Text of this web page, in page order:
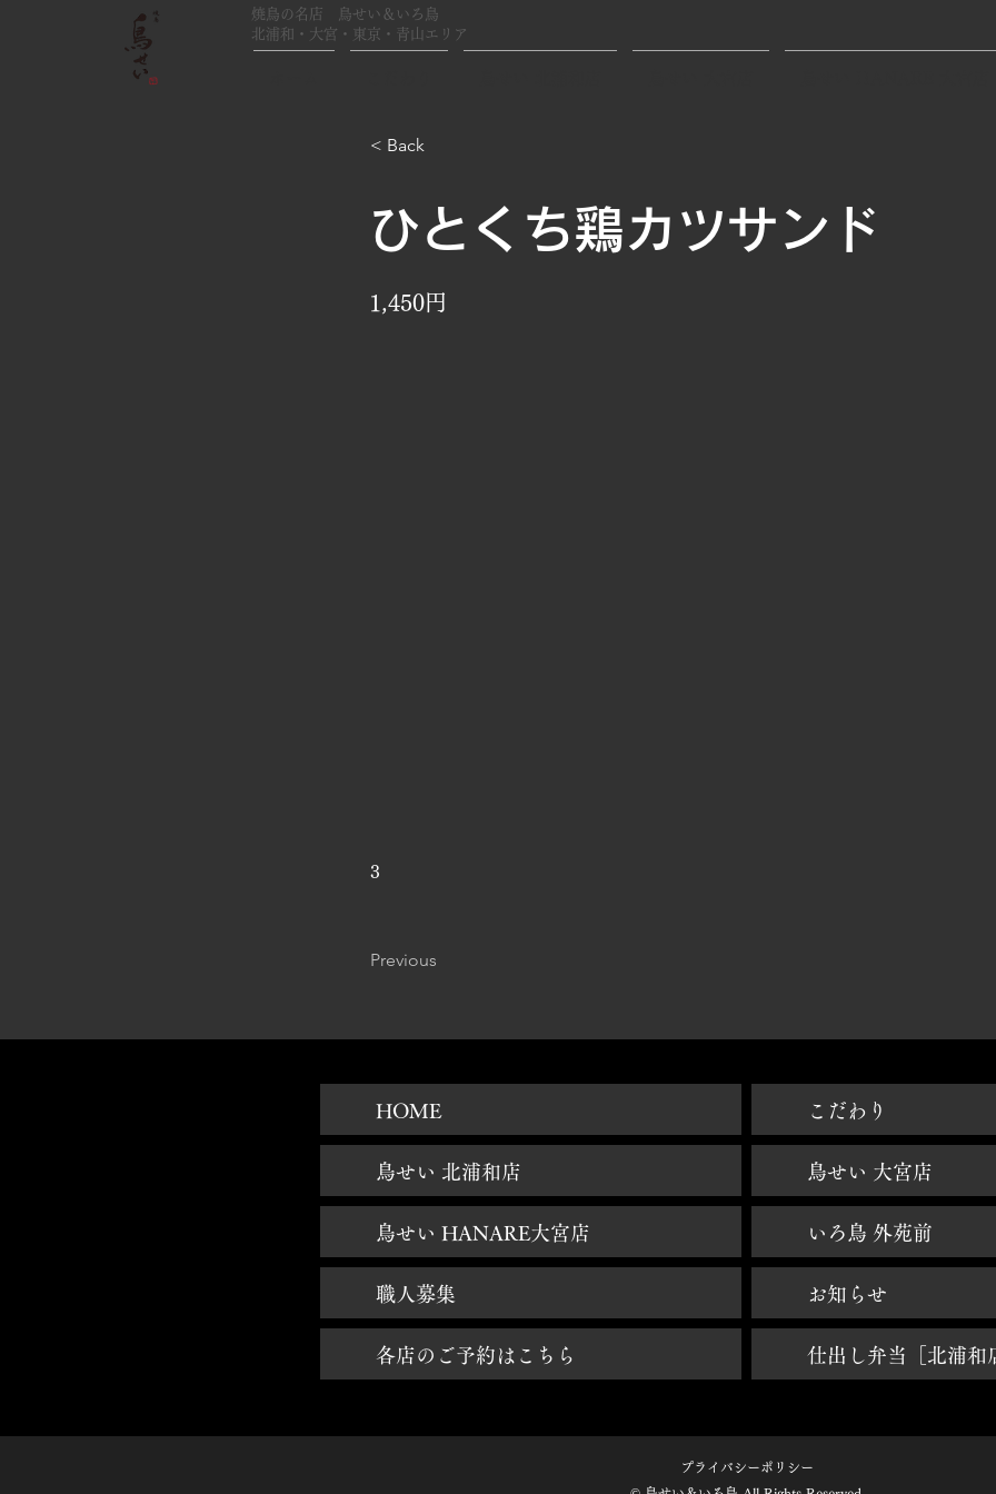
焼鳥の名店 鳥せい＆いろ鳥
北浦和・大宮・東京・青山エリア
< Back
ひとくち鶏カツサンド
1,450円
3
Previous
HOME
鳥せい 北浦和店
鳥せい HANARE大宮店
職人募集
各店のご予約はこちら
​こだわり
鳥せい 大宮店
いろ鳥 外苑前
お知らせ
仕出し弁当［北浦和
プライバシーポリシー